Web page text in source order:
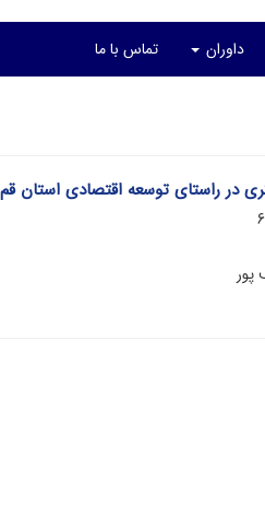
داوران تماس با ما
در راستای توسعه اقتصادی استان قم
پور